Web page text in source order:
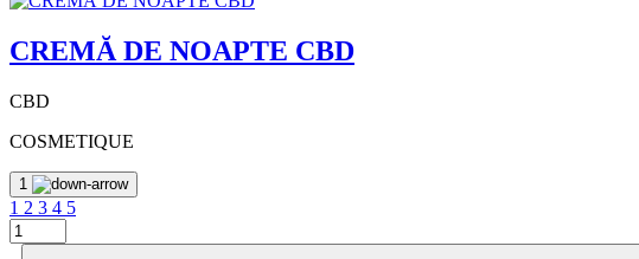
CREMĂ DE NOAPTE CBD
CBD
COSMETIQUE
1
1 2 3 4 5